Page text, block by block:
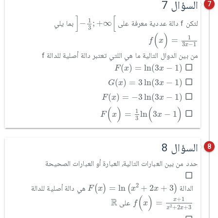
7 السؤال 7
لتكن f دالة عددية معرفة على − 1
3 ; +∞
] 3
بما يلي
f(x) =
1
3x−1
x =
من بين الدوال التالية ما هي اللتي تعتبر دالة أصلية للدالة f
F(x) = ln(3x − 1)
F(x) = 3 x-1 )
G(x) = 3ln(3x − 1)
G(x )= ln(3 -1
F(x) = −3ln(3x − 1)
F(x = 3x 1)
F(x) =
1
3 ln(3x − 1)
x =1 ( -1
8 السؤال 8
حدد من بين العبارات التالية، العبارة أو العبارات الصحيحة
الدالة F(x) = ln (x2 + 2x + 3)
F(x = 2 2 x+
هي دالة أصلية للدالة
f(x) = x+1
x2 +2x+3
x) = 1 + 2
على R
ℝ